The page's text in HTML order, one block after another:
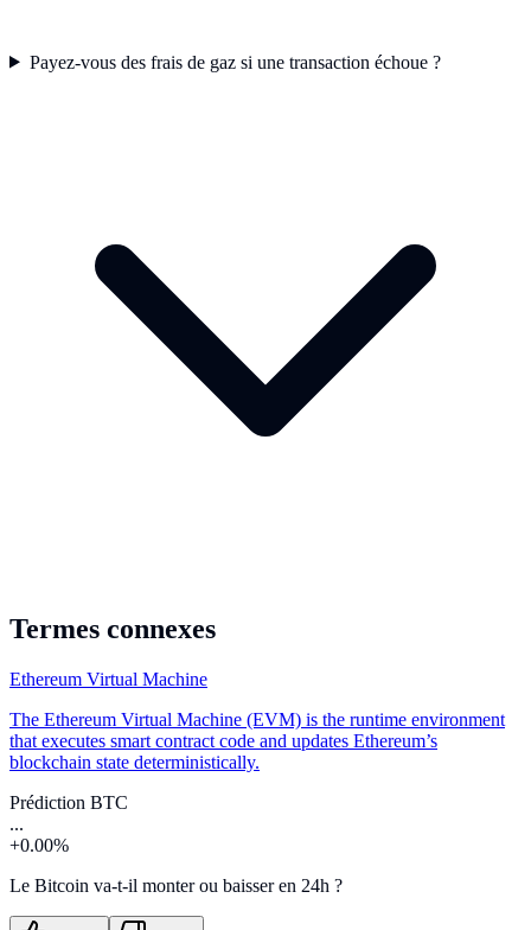
Payez-vous des frais de gaz si une transaction échoue ?
Termes connexes
Ethereum Virtual Machine
The Ethereum Virtual Machine (EVM) is the runtime environment
that executes smart contract code and updates Ethereum’s
blockchain state deterministically.
Prédiction BTC
...
+0.00%
Le Bitcoin va-t-il monter ou baisser en 24h ?